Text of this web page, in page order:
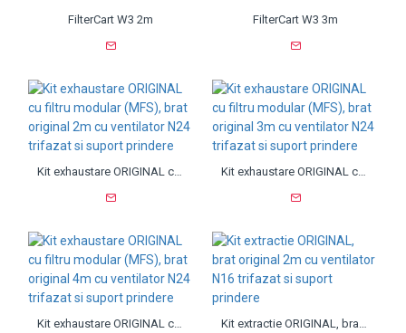
FilterCart W3 2m FilterCart W3 3m
Kit exhaustare ORIGINAL cu filtru modular (MFS), brat original 2m cu ventilator N24 trifazat si suport prindere Kit exhaustare ORIGINAL cu filtru modular (MFS), brat original 3m cu ventilator N24 trifazat si suport prindere
Kit exhaustare ORIGINAL cu filtru modular (MFS), brat original 4m cu ventilator N24 trifazat si suport prindere Kit extractie ORIGINAL, brat original 2m cu ventilator N16 trifazat si suport prindere